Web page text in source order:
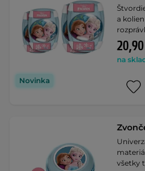
Novinka
a
na
všetky